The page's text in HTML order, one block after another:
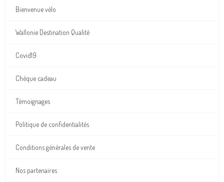
Bienvenue vélo
Wallonie Destination Qualité
Covid19
Chèque cadeau
Témoignages
Politique de confidentialités
Conditions générales de vente
Nos partenaires